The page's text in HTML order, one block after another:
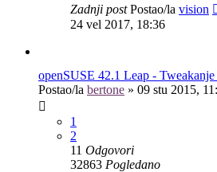
Zadnji postPostao/la vision
24 vel 2017, 18:36
openSUSE 42.1 Leap -
Postao/la bertone » 09 stu 2015,
1
2
11 Odgovori
32863 Pogledano